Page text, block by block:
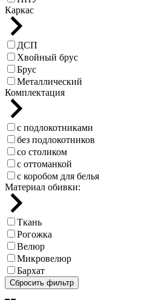
Каркас
ДСП
Хвойный брус
Брус
Металлический
Комплектация
с подлокотниками
без подлокотников
со столиком
с оттоманкой
с коробом для белья
Материал обивки:
Ткань
Рогожка
Велюр
Микровелюр
Бархат
Сбросить фильтр